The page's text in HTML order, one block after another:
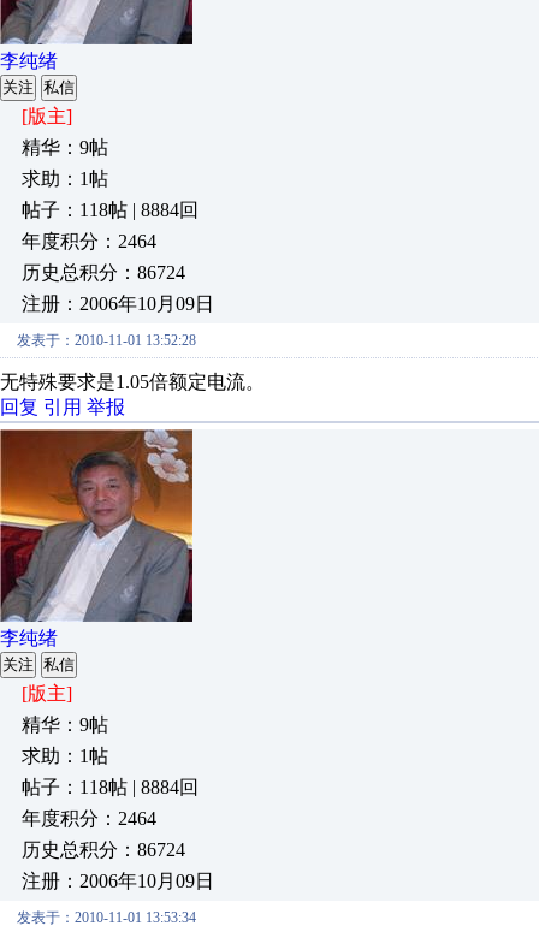
李纯绪
关注 私信
[版主]
精华：9帖
求助：1帖
帖子：118帖 | 8884回
年度积分：2464
历史总积分：86724
注册：2006年10月09日
发表于：2010-11-01 13:52:28
无特殊要求是1.05倍额定电流。
回复 引用 举报
李纯绪
关注 私信
[版主]
精华：9帖
求助：1帖
帖子：118帖 | 8884回
年度积分：2464
历史总积分：86724
注册：2006年10月09日
发表于：2010-11-01 13:53:34